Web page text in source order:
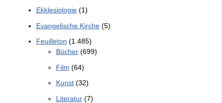
Ekklesiologie(1)
Evangelische Kirche(5)
Feuilleton (1.485)
Bücher(699)
Film (64)
Kunst(32)
Literatur(7)